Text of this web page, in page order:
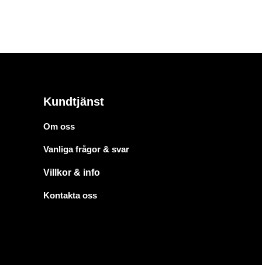
Kundtjänst
Om oss
Vanliga frågor & svar
Villkor & info
Kontakta oss